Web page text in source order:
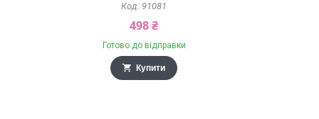
91081
498 ₴
Готово до відправки
Купити